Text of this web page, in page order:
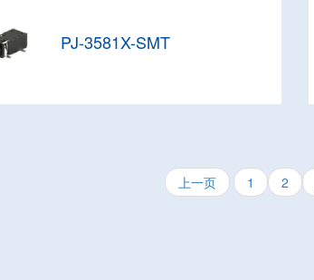
PJ-3581X-SMT
上一页 1 2